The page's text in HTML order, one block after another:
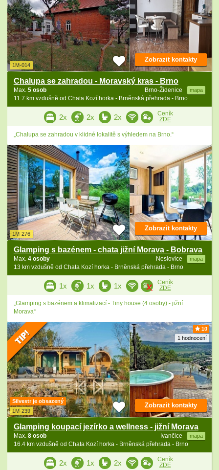
1M-014
Chalupa se zahradou - Moravský kras - Brno
Brno-Židenice mapa
Max. 5 osob
11.7 km vzdušně od Chata Kozí horka - Brněnská přehrada - Brno
Zobrazit kontakty
2x 2x 2x
Ceník
ZDE
„Chalupa se zahradou v klidné lokalitě s výhledem na Brno.“
1M-276
Glamping s bazénem - chata jižní Morava - Bobrava
Neslovice mapa
Max. 4 osoby
13 km vzdušně od Chata Kozí horka - Brněnská přehrada - Brno
Zobrazit kontakty
1x 1x 1x
Ceník
ZDE
„Glamping s bazénem a klimatizací - Tiny house (4 osoby) - jižní
Morava“
10
1 hodnocení
Silvestr je obsazený
1M-239
Glamping koupací jezírko a wellness - jižní Morava
Ivančice mapa
Max. 8 osob
16.4 km vzdušně od Chata Kozí horka - Brněnská přehrada - Brno
Zobrazit kontakty
2x 1x 2x
Ceník
ZDE